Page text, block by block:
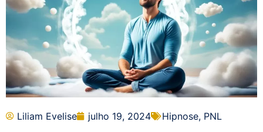
Liliam Evelise julho 19, 2024 Hipnose, PNL